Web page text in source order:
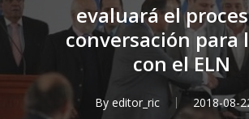
evaluará el
conversación para
con el ELN
By editor_ric 2018-08-